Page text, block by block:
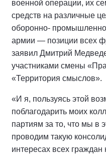
военной операции, их
средств на различные
оборонно-
армии — позиции всех
заявил Дмитрий
участниками смены
«Территория смыслов».
«И я, пользуясь этой
поблагодарить моих
партиям за то, что мы в
проводим такую
интересах всех